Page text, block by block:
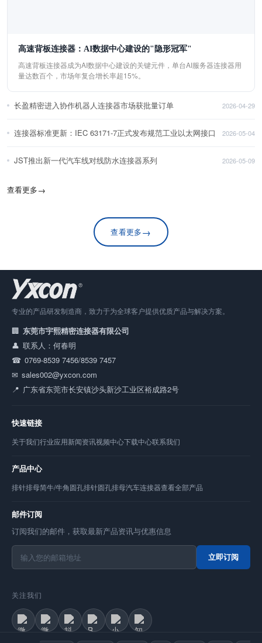
高速背板连接器：AI数据中心建设的"隐形冠军"
高速背板连接器成为AI数据中心建设的关键元件，单台AI服务器连接器用
量达数百个，市场年复合增长率超15%。
长盈精密进入协作机器人连接器市场获批量订单 2026-04-29
连接器标准更新：IEC 63171-7正式发布规范工业以太网接口 2026-05-04
JST推出新一代汽车线对线防水连接器系列 2026-05-09
查看更多→
查看更多→
专业的产品研发制造商，致力于为全球客户提供优质产品与解决方案。
东莞市宇熙精密连接器有限公司
联系人：何春明
0769-8539 7456/8539 7457
sales002@yxcon.com
广东省东莞市长安镇沙头新沙工业区裕成路2号
快速链接
关于我们行业应用新闻资讯视频中心下载中心联系我们
产品中心
排针排母简牛/牛角圆孔排针圆孔排母汽车连接器查看全部产品
邮件订阅
订阅我们的邮件，获取最新产品资讯与优惠信息
立即订阅
关注我们